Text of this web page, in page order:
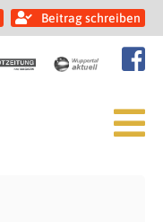
Beitrag schreiben